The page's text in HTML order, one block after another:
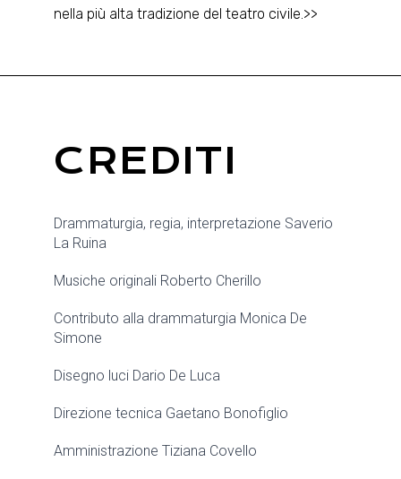
nella più alta tradizione del teatro civile.>>
CREDITI
Drammaturgia, regia, interpretazione Saverio
La Ruina
Musiche originali Roberto Cherillo
Contributo alla drammaturgia Monica De
Simone
Disegno luci Dario De Luca
Direzione tecnica Gaetano Bonofiglio
Amministrazione Tiziana Covello